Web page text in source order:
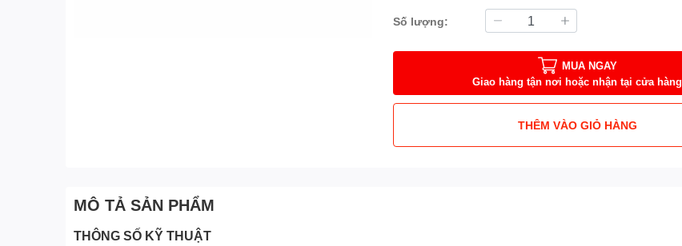
Số lượng:
MUA NGAY
Giao hàng tận nơi hoặc nhận tại cửa hàng
THÊM VÀO GIỎ HÀNG
MÔ TẢ SẢN PHẨM
THÔNG SỐ KỸ THUẬT